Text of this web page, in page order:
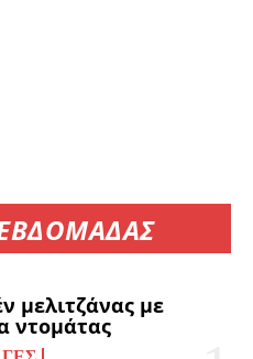
μελιτζάνας με
ντομάτας